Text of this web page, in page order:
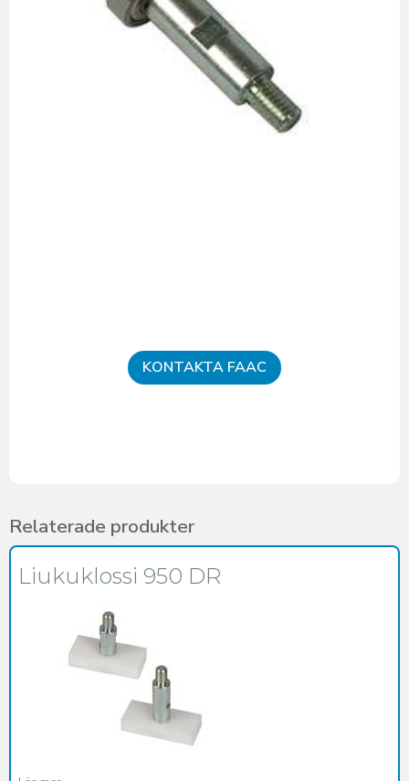
KONTAKTA FAAC
Relaterade produkter
Liukuklossi 950 DR